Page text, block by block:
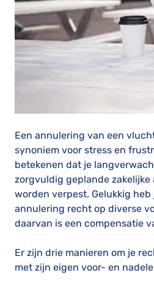
Een annulering van een
synoniem voor stress en
betekenen dat je
zorgvuldig geplande zakelijke
worden verpest. Gelukkig heb
annulering recht op diverse
daarvan is een compensatie
Er zijn drie manieren om je
met zijn eigen voor- en